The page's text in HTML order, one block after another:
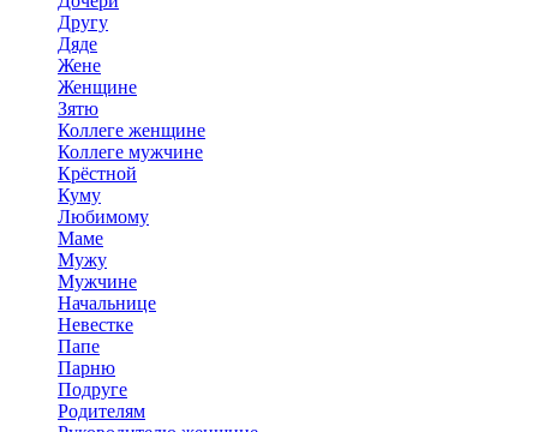
Другу
Дяде
Жене
Женщине
Зятю
Коллеге женщине
Коллеге мужчине
Крёстной
Куму
Любимому
Маме
Мужу
Мужчине
Начальнице
Невестке
Папе
Парню
Подруге
Родителям